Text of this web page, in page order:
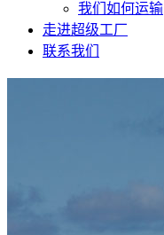
我们如何运输
走进超级工厂
联系我们